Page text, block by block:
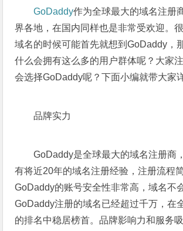
GoDaddy作为全球最大的域名注册
界各地，在国内同样也是非常受欢迎。
域名的时候可能首先就想到GoDaddy，
什么会拥有这么多的用户群体呢？大家
会选择GoDaddy呢？下面小编就带大家
品牌实力
GoDaddy是全球最大的域名注册商
有将近20年的域名注册经验，注册流程
GoDaddy的账号安全性非常高，域名不
GoDaddy注册的域名已经超过千万，在
的排名中稳居榜首。品牌影响力和服务